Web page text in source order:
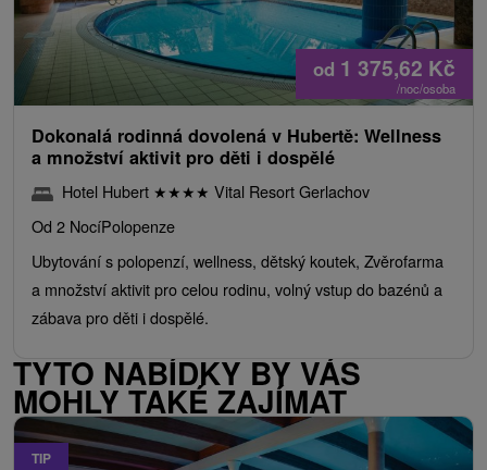
od 1 375,62 Kč
/noc/osoba
Dokonalá rodinná dovolená v Hubertě: Wellness
a množství aktivit pro děti i dospělé
Hotel Hubert ★★★★ Vital Resort Gerlachov
Od 2 NocíPolopenze
Ubytování s polopenzí, wellness, dětský koutek, Zvěrofarma
a množství aktivit pro celou rodinu, volný vstup do bazénů a
zábava pro děti i dospělé.
TYTO NABÍDKY BY VÁS
MOHLY TAKÉ ZAJÍMAT
TIP